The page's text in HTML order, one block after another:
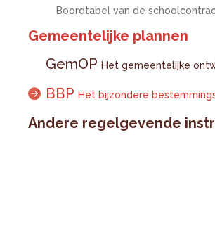
Boordtabel van de
Gemeentelijke plannen
GemOP Het gemeentelijke
BBP Het bijzondere
Andere regelgevende